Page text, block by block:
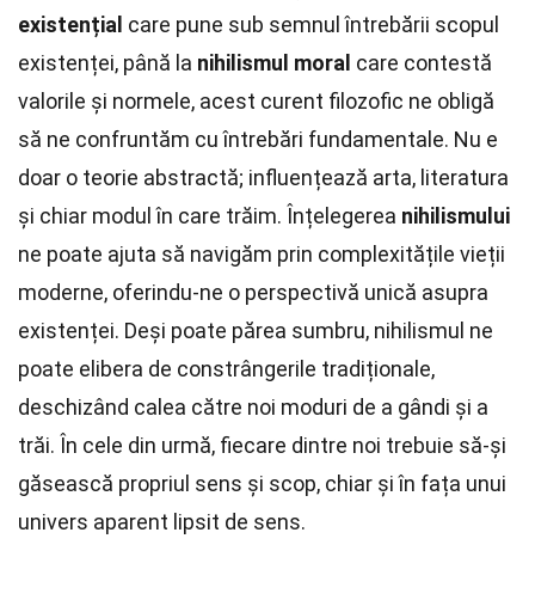
existențial care pune sub semnul întrebării scopul
existenței, până la nihilismul moral care contestă
valorile și normele, acest curent filozofic ne obligă
să ne confruntăm cu întrebări fundamentale. Nu e
doar o teorie abstractă; influențează arta, literatura
și chiar modul în care trăim. Înțelegerea nihilismului
ne poate ajuta să navigăm prin complexitățile vieții
moderne, oferindu-ne o perspectivă unică asupra
existenței. Deși poate părea sumbru, nihilismul ne
poate elibera de constrângerile tradiționale,
deschizând calea către noi moduri de a gândi și a
trăi. În cele din urmă, fiecare dintre noi trebuie să-și
găsească propriul sens și scop, chiar și în fața unui
univers aparent lipsit de sens.